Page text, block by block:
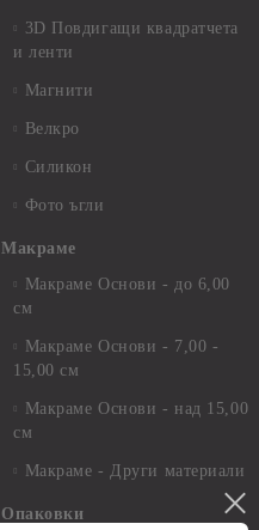
3D Повдигащи квадратчета
и ленти
Магнити
Велкро
Силикон
Фото ъгли
Макраме
Макраме Основи - до 6,00
см
Макраме Основи - 7,00 -
15,00 см
Макраме Основи - над 15,00
см
Макраме - Други материали
Опаковки